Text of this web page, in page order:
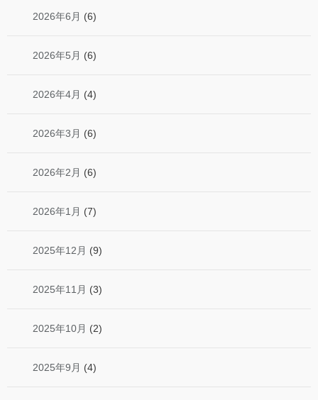
2026年6月 (6)
2026年5月 (6)
2026年4月 (4)
2026年3月 (6)
2026年2月 (6)
2026年1月 (7)
2025年12月 (9)
2025年11月 (3)
2025年10月 (2)
2025年9月 (4)